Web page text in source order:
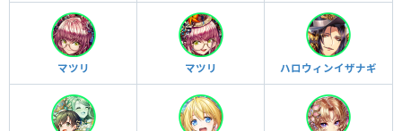
マツリ マツリ ハロウィンイザナギ